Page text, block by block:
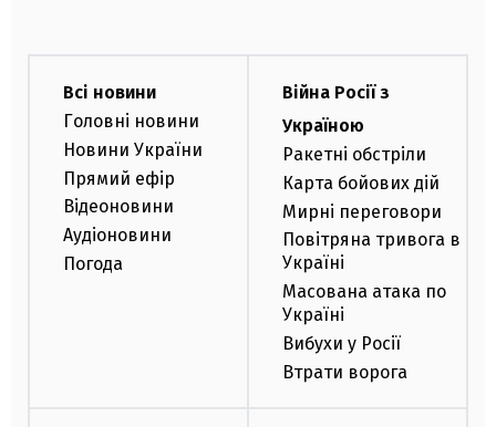
Всі новини
Головні новини
Новини України
Прямий ефір
Відеоновини
Аудіоновини
Погода
Війна Росії з
Україною
Ракетні обстріли
Карта бойових дій
Мирні переговори
Повітряна тривога в
Україні
Масована атака по
Україні
Вибухи у Росії
Втрати ворога